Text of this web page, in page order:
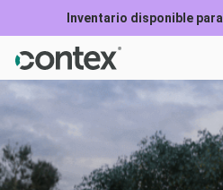
Inventario disponible para